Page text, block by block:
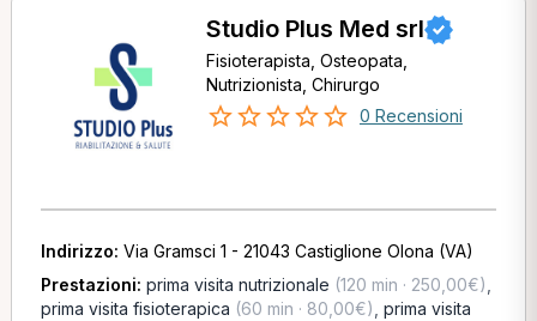
Studio Plus Med srl
Fisioterapista, Osteopata,
Nutrizionista, Chirurgo
0 Recensioni
Indirizzo: Via Gramsci 1 - 21043 Castiglione Olona (VA)
Prestazioni: prima visita nutrizionale (120 min · 250,00€)
prima visita fisioterapica (60 min · 80,00€) prima visita